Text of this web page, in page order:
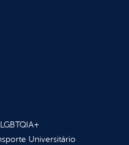
Universitário